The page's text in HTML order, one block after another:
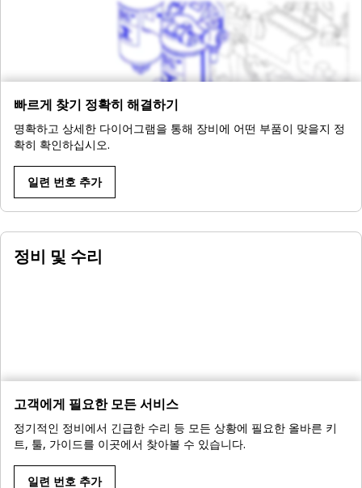
빠르게 찾기 정확히 해결하기
명확하고 상세한 다이어그램을 통해 장비에 어떤 부품이 맞을지 정
확히 확인하십시오.
일련 번호 추가
정비 및 수리
고객에게 필요한 모든 서비스
정기적인 정비에서 긴급한 수리 등 모든 상황에 필요한 올바른 키
트, 툴, 가이드를 이곳에서 찾아볼 수 있습니다.
일련 번호 추가